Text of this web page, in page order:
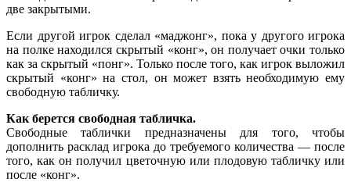
две закрытыми.
Если другой игрок сделал «маджонг», пока у другого игрока
на полке находился скрытый «конг», он получает очки только
как за скрытый «понг». Только после того, как игрок выложил
скрытый «конг» на стол, он может взять необходимую ему
свободную табличку.
Как берется свободная табличка.
Свободные таблички предназначены для того, чтобы
дополнить расклад игрока до требуемого количества — после
того, как он получил цветочную или плодовую табличку или
после «конг».